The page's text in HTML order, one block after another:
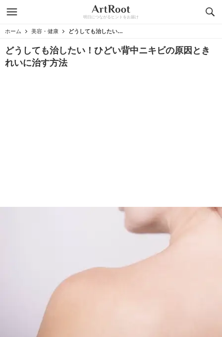
明日につながるヒントをお届け
ホーム 美容・健康 どうしても治したい！ひどい背中ニキビの原因ときれいに治す方法
どうしても治したい！ひどい背中ニキビの原因とき
れいに治す方法